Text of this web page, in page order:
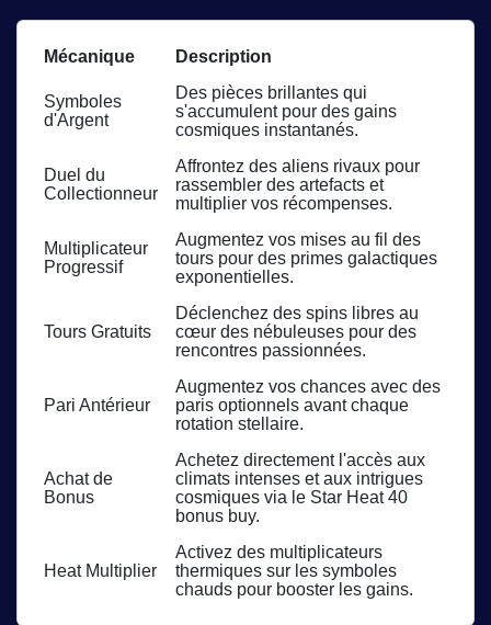
Mécanique Description
Symboles
d'Argent
Des pièces brillantes qui
s'accumulent pour des gains
cosmiques instantanés.
Duel du
Collectionneur
Affrontez des aliens rivaux pour
rassembler des artefacts et
multiplier vos récompenses.
Multiplicateur
Progressif
Augmentez vos mises au fil des
tours pour des primes galactiques
exponentielles.
Tours Gratuits
Déclenchez des spins libres au
cœur des nébuleuses pour des
rencontres passionnées.
Pari Antérieur
Augmentez vos chances avec des
paris optionnels avant chaque
rotation stellaire.
Achat de
Bonus
Achetez directement l'accès aux
climats intenses et aux intrigues
cosmiques via le Star Heat 40
bonus buy.
Heat Multiplier
Activez des multiplicateurs
thermiques sur les symboles
chauds pour booster les gains.